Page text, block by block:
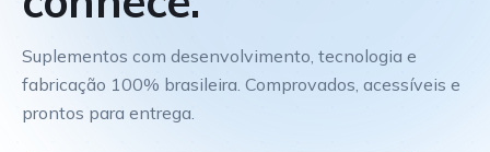
Suplementos com desenvolvimento, tecnologia e
fabricação 100% brasileira. Comprovados, acessíveis e
prontos para entrega.